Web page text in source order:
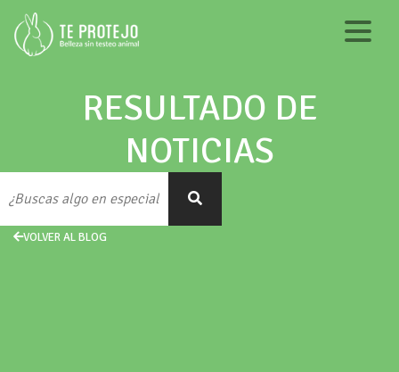
RESULTADO DE
NOTICIAS
VOLVER AL BLOG